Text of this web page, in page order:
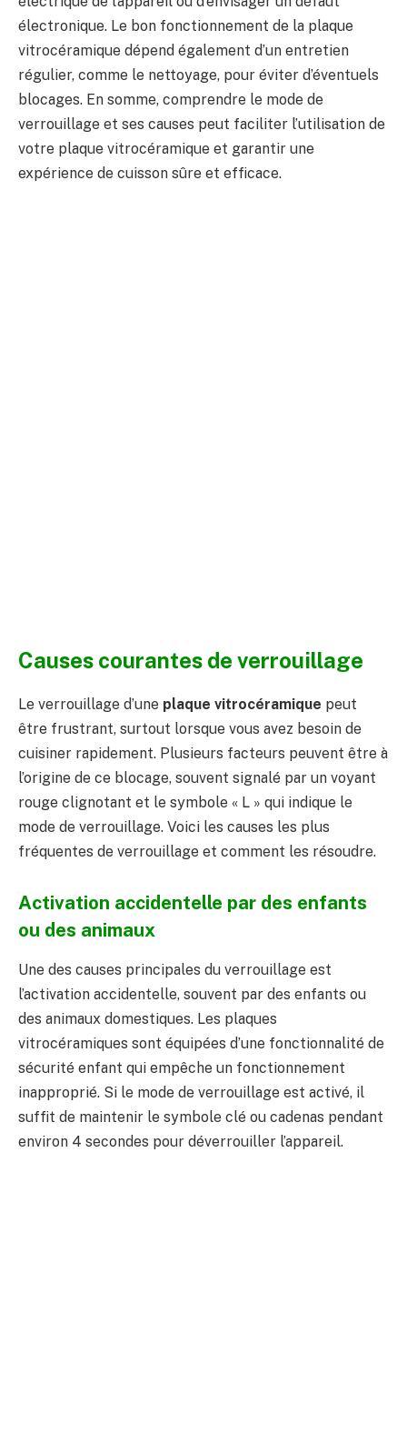
électronique. Le bon fonctionnement de la plaque
vitrocéramique dépend également d’un entretien
régulier, comme le nettoyage, pour éviter d’éventuels
blocages. En somme, comprendre le mode de
verrouillage et ses causes peut faciliter l’utilisation de
votre plaque vitrocéramique et garantir une
expérience de cuisson sûre et efficace.
Causes courantes de verrouillage
Le verrouillage d’une plaque vitrocéramique peut
être frustrant, surtout lorsque vous avez besoin de
cuisiner rapidement. Plusieurs facteurs peuvent être à
l’origine de ce blocage, souvent signalé par un voyant
rouge clignotant et le symbole « L » qui indique le
mode de verrouillage. Voici les causes les plus
fréquentes de verrouillage et comment les résoudre.
Activation accidentelle par des enfants
ou des animaux
Une des causes principales du verrouillage est
l’activation accidentelle, souvent par des enfants ou
des animaux domestiques. Les plaques
vitrocéramiques sont équipées d’une fonctionnalité de
sécurité enfant qui empêche un fonctionnement
inapproprié. Si le mode de verrouillage est activé, il
suffit de maintenir le symbole clé ou cadenas pendant
environ 4 secondes pour déverrouiller l’appareil.